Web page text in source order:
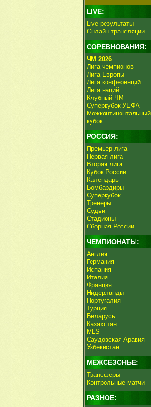
LIVE:
Live-результаты
Онлайн трансляции
СОРЕВНОВАНИЯ:
ЧМ 2026
Лига чемпионов
Лига Европы
Лига конференций
Лига наций
Клубный ЧМ
Суперкубок УЕФА
Межконтинентальный
кубок
РОССИЯ:
Премьер-лига
Первая лига
Вторая лига
Кубок России
Календарь
Бомбардиры
Суперкубок
Тренеры
Судьи
Стадионы
Сборная России
ЧЕМПИОНАТЫ:
Англия
Германия
Испания
Италия
Франция
Нидерланды
Португалия
Турция
Беларусь
Казахстан
MLS
Саудовская Аравия
Узбекистан
МЕЖСЕЗОНЬЕ:
Трансферы
Контрольные матчи
РАЗНОЕ: